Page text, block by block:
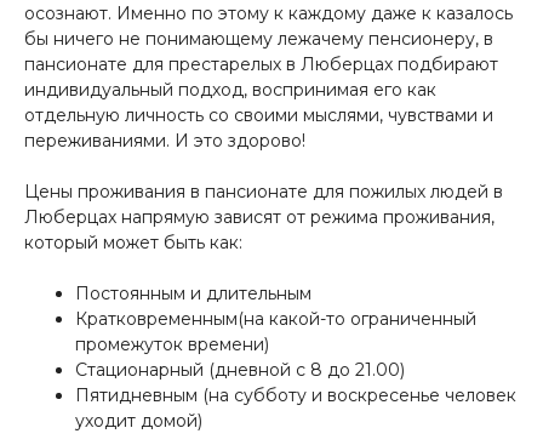
осознают. Именно по этому к каждому даже к казалось
бы ничего не понимающему лежачему пенсионеру, в
пансионате для престарелых в Люберцах подбирают
индивидуальный подход, воспринимая его как
отдельную личность со своими мыслями, чувствами и
переживаниями. И это здорово!
Цены проживания в пансионате для пожилых людей в
Люберцах напрямую зависят от режима проживания,
который может быть как:
Постоянным и длительным
Кратковременным(на какой-то ограниченный
промежуток времени)
Стационарный (дневной с 8 до 21.00)
Пятидневным (на субботу и воскресенье человек
уходит домой)